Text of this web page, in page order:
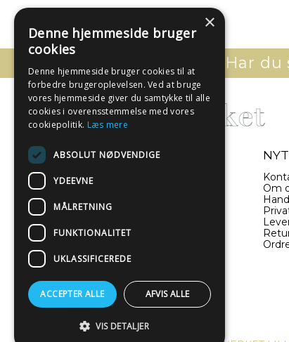
Har du
- EN DEL AF ILLUX A/S
Sverigesvej 11
8660 Skanderborg
Om
×
Denne hjemmeside bruger
cookies
Denne hjemmeside bruger cookies til at
forbedre brugeroplevelsen. Ved at bruge
vores hjemmeside giver du samtykke til alle
cookies i overensstemmelse med vores
cookiepolitik. Læs mere
ABSOLUT NØDVENDIGE
YDEEVNE
MÅLRETNING
FUNKTIONALITET
UKLASSIFICEREDE
ACCEPTER ALLE AFVIS ALLE
VIS DETALJER